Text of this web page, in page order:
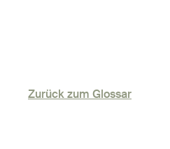
Zurück zum Glossar